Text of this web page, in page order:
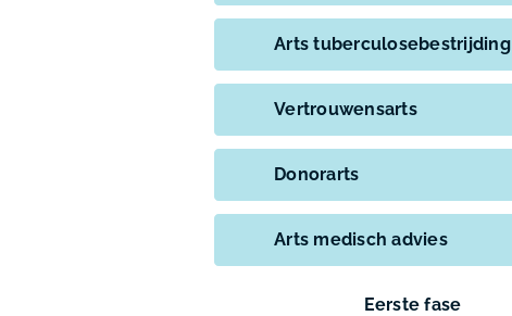
Arts tuberculosebestrijding
Vertrouwensarts
Donorarts
Arts medisch advies
Eerste fase